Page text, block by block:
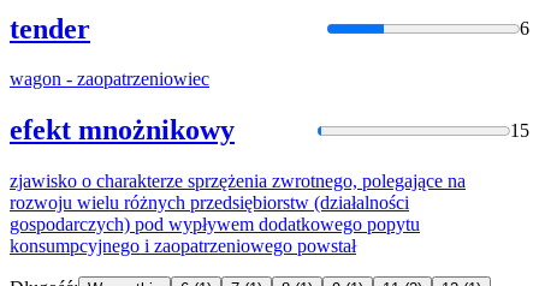
tender 6
wagon - zaopatrzeniowiec
efekt mnożnikowy 15
zjawisko o charakterze sprzężenia zwrotnego, polegające na
rozwoju wielu różnych przedsiębiorstw (działalności
gospodarczych) pod wypływem dodatkowego popytu
konsumpcyjnego i zaopatrzeniowego powstał